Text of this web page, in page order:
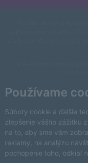
Používame
Súbory cookie a ďalšie
zlepšenie vášho zážitku
na to, aby sme vám
reklamy, na analýzu
pochopenie toho, odkiaľ
This site is protected by
and